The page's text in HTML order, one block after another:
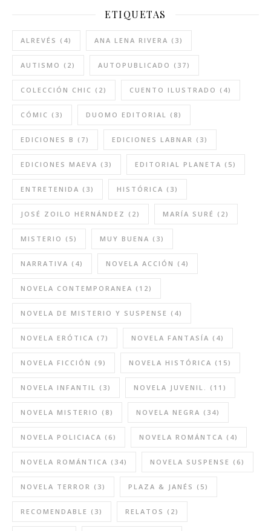
ETIQUETAS
ALREVÉS (4) ANA LENA RIVERA (3)
AUTISMO (2) AUTOPUBLICADO (37)
COLECCIÓN CHIC (2) CUENTO ILUSTRADO (4)
CÓMIC (3) DUOMO EDITORIAL (8)
EDICIONES B (7) EDICIONES LABNAR (3)
EDICIONES MAEVA (3) EDITORIAL PLANETA (5)
ENTRETENIDA (3) HISTÓRICA (3)
JOSÉ ZOILO HERNÁNDEZ (2) MARÍA SURÉ (2)
MISTERIO (5) MUY BUENA (3)
NARRATIVA (4) NOVELA ACCIÓN (4)
NOVELA CONTEMPORANEA (12)
NOVELA DE MISTERIO Y SUSPENSE (4)
NOVELA ERÓTICA (7) NOVELA FANTASÍA (4)
NOVELA FICCIÓN (9) NOVELA HISTÓRICA (15)
NOVELA INFANTIL (3) NOVELA JUVENIL. (11)
NOVELA MISTERIO (8) NOVELA NEGRA (34)
NOVELA POLICIACA (6) NOVELA ROMÁNTCA (4)
NOVELA ROMÁNTICA (34) NOVELA SUSPENSE (6)
NOVELA TERROR (3) PLAZA & JANÉS (5)
RECOMENDABLE (3) RELATOS (2)